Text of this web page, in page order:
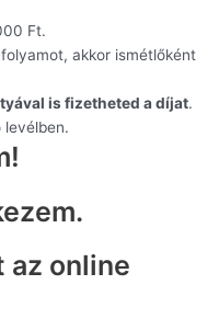
Ft.
akkor ismétlőként
is fizetheted a díjat.
levélben.
az online